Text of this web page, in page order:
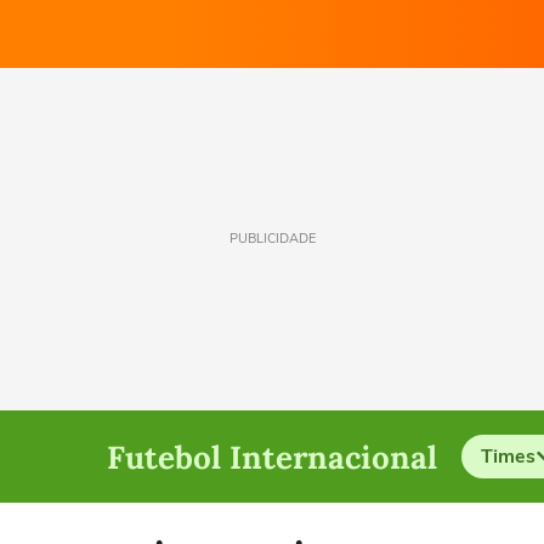
PUBLICIDADE
Futebol Internacional Times